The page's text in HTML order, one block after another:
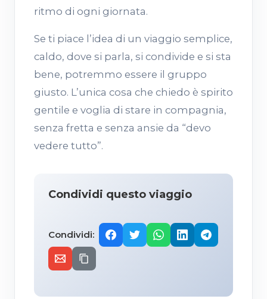
ritmo di ogni giornata.
Se ti piace l’idea di un viaggio semplice,
caldo, dove si parla, si condivide e si sta
bene, potremmo essere il gruppo
giusto. L’unica cosa che chiedo è spirito
gentile e voglia di stare in compagnia,
senza fretta e senza ansie da “devo
vedere tutto”.
Condividi questo viaggio
Condividi: